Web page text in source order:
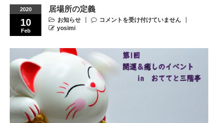
2020
10
Feb
居場所の定義
お知らせ
コメントを受け付けていません
yosimi